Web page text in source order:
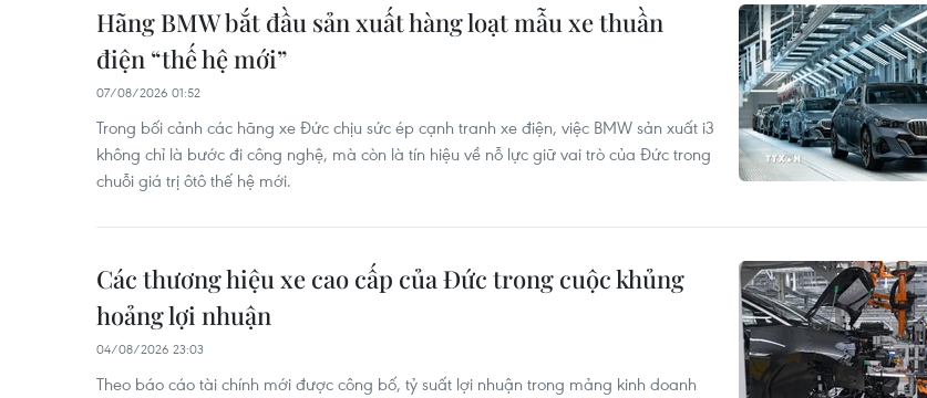
Hãng BMW bắt đầu sản xuất hàng loạt mẫu xe thuần
điện “thế hệ mới”
07/08/2026 01:52
Trong bối cảnh các hãng xe Đức chịu sức ép cạnh tranh xe điện, việc BMW sản xuất i3
không chỉ là bước đi công nghệ, mà còn là tín hiệu về nỗ lực giữ vai trò của Đức trong
chuỗi giá trị ôtô thế hệ mới.
Các thương hiệu xe cao cấp của Đức trong cuộc khủng
hoảng lợi nhuận
04/08/2026 23:03
Theo báo cáo tài chính mới được công bố, tỷ suất lợi nhuận trong mảng kinh doanh